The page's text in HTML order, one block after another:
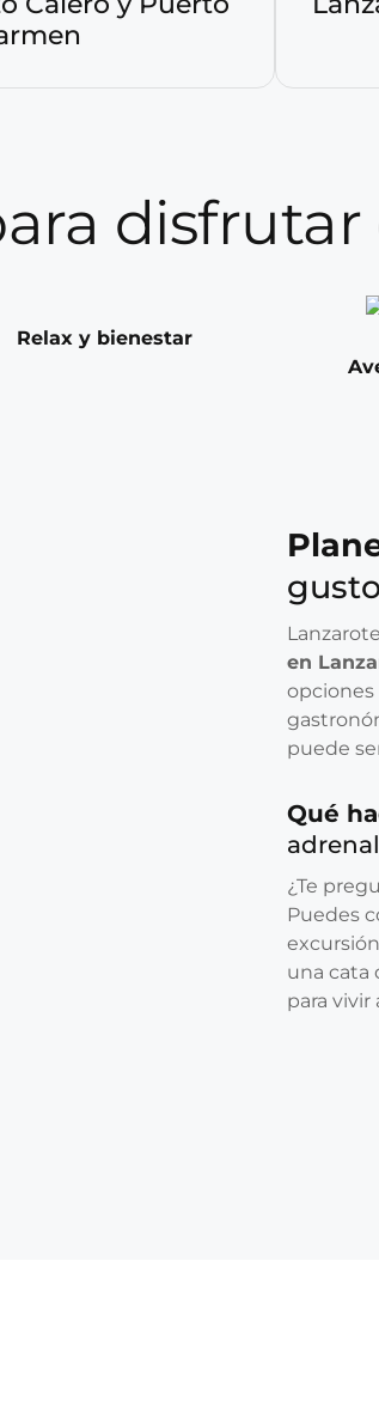
Relax y bienestar
en
opciones
puede
Qué
¿Te
Puedes
una cata
para vivir